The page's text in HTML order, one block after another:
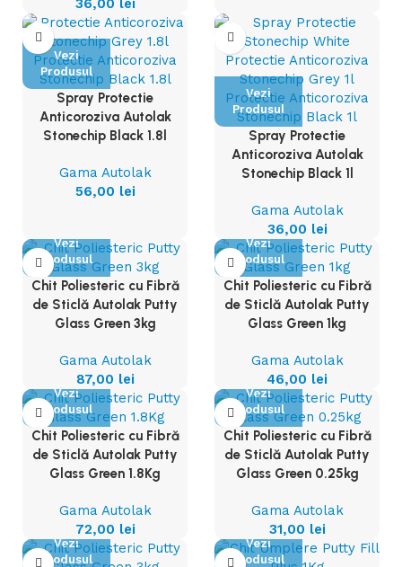
Vezi
Produsul
Spray Protectie
Anticoroziva Autolak
Stonechip Black 1.8l
Gama Autolak
56,00 lei
Vezi
Produsul
Spray Protectie
Anticoroziva Autolak
Stonechip Black 1l
Gama Autolak
36,00 lei
Vezi
Produsul
Chit Poliesteric cu Fibră
de Sticlă Autolak Putty
Glass Green 3kg
Gama Autolak
87,00 lei
Vezi
Produsul
Chit Poliesteric cu Fibră
de Sticlă Autolak Putty
Glass Green 1kg
Gama Autolak
46,00 lei
Vezi
Produsul
Chit Poliesteric cu Fibră
de Sticlă Autolak Putty
Glass Green 1.8Kg
Gama Autolak
72,00 lei
Vezi
Produsul
Chit Poliesteric cu Fibră
de Sticlă Autolak Putty
Glass Green 0.25kg
Gama Autolak
31,00 lei
Vezi
Produsul
Vezi
Produsul